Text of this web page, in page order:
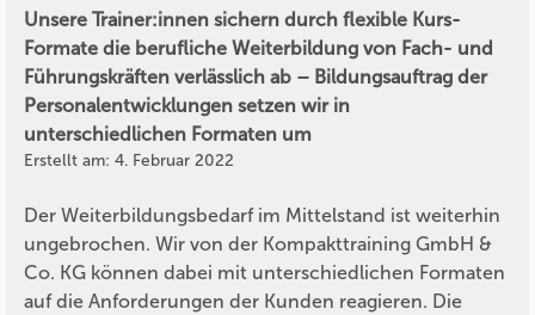
Unsere Trainer:innen sichern durch flexible Kurs-
Formate die berufliche Weiterbildung von Fach- und
Führungskräften verlässlich ab – Bildungsauftrag der
Personalentwicklungen setzen wir in
unterschiedlichen Formaten um
Erstellt am: 4. Februar 2022
Der Weiterbildungsbedarf im Mittelstand ist weiterhin
ungebrochen. Wir von der Kompakttraining GmbH &
Co. KG können dabei mit unterschiedlichen Formaten
auf die Anforderungen der Kunden reagieren. Die